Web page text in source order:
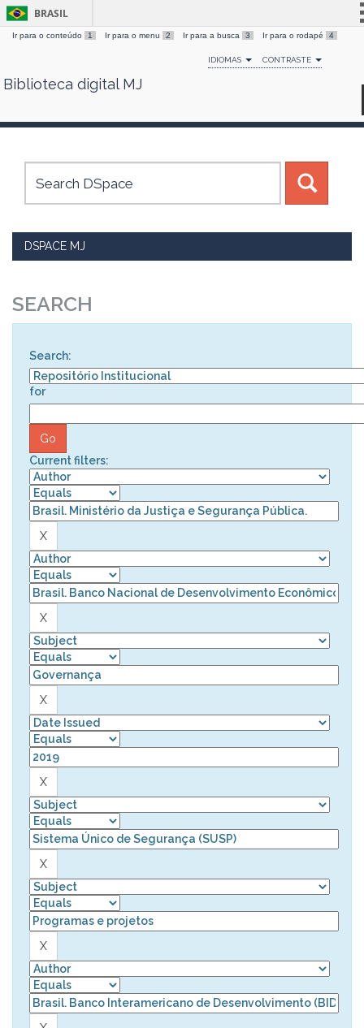
Skip
BRASIL
Simplifique!
Comunica BR
Canais
Ir para o conteúdo 1 Ir para o menu 2 Ir para a busca 3 Ir para o rodapé 4
IDIOMAS CONTRASTE
Biblioteca digital MJ
DSPACE MJ
SEARCH
Search:
for
Current filters: